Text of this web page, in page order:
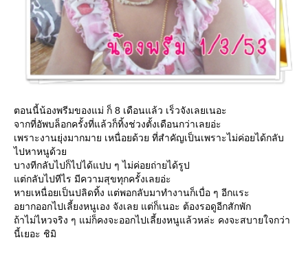
ตอนนี้น้องพรีมของแม่ ก็ 8 เดือนแล้ว เร็วจังเลยเนอะ
จากที่อัพบล็อกครั้งที่แล้วก็ทิ้งช่วงตั้งเดือนกว่าเลยอ่ะ
เพราะงานยุ่งมากมาย เหนื่อยด้วย ที่สำคัญเป็นเพราะไม่ค่อยได้กลับ
ไปหาหนูด้วย
บางทีกลับไปก็ไปได้แปบ ๆ ไม่ค่อยถ่ายได้รูป
แต่กลับไปทีไร มีความสุขทุกครั้งเลยอ่ะ
หายเหนื่อยเป็นปลิดทิ้ง แต่พอกลับมาทำงานก็เบื่อ ๆ อีกแระ
อยากออกไปเลี้ยงหนูเอง จังเลย แต่ก็เนอะ ต้องรอดูอีกสักพัก
ถ้าไม่ไหวจริง ๆ แม่ก็คงจะออกไปเลี้ยงหนูแล้วหล่ะ คงจะสบายใจกว่า
นี้เยอะ ชิมิ